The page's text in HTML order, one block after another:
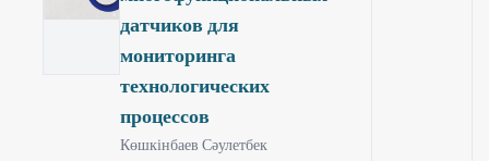
датчиков для
мониторинга
технологических
процессов
Көшкінбаев Сәулетбек